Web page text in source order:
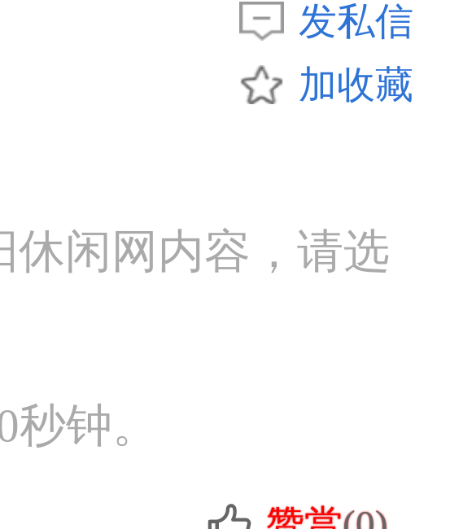
发私信
加收藏
闲网内容，请选
钟。